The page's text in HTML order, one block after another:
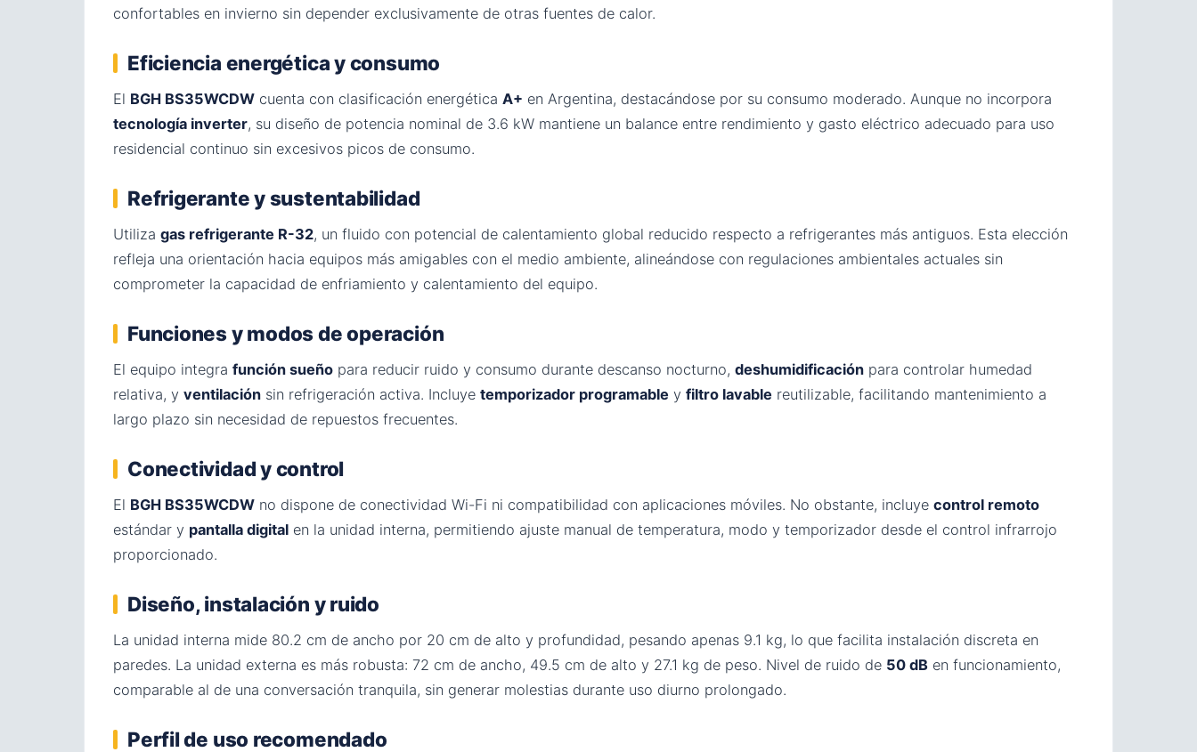
confortables en invierno sin depender exclusivamente de otras fuentes de calor.
Eficiencia energética y consumo
El BGH BS35WCDW cuenta con clasificación energética A+ en Argentina, destacándose por su consumo moderado. Aunque no incorpora
tecnología inverter, su diseño de potencia nominal de 3.6 kW mantiene un balance entre rendimiento y gasto eléctrico adecuado para uso
residencial continuo sin excesivos picos de consumo.
Refrigerante y sustentabilidad
Utiliza gas refrigerante R-32, un fluido con potencial de calentamiento global reducido respecto a refrigerantes más antiguos. Esta elección
refleja una orientación hacia equipos más amigables con el medio ambiente, alineándose con regulaciones ambientales actuales sin
comprometer la capacidad de enfriamiento y calentamiento del equipo.
Funciones y modos de operación
El equipo integra función sueño para reducir ruido y consumo durante descanso nocturno, deshumidificación para controlar humedad
relativa, y ventilación sin refrigeración activa. Incluye temporizador programable y filtro lavable reutilizable, facilitando mantenimiento a
largo plazo sin necesidad de repuestos frecuentes.
Conectividad y control
El BGH BS35WCDW no dispone de conectividad Wi-Fi ni compatibilidad con aplicaciones móviles. No obstante, incluye control remoto
estándar y pantalla digital en la unidad interna, permitiendo ajuste manual de temperatura, modo y temporizador desde el control infrarrojo
proporcionado.
Diseño, instalación y ruido
La unidad interna mide 80.2 cm de ancho por 20 cm de alto y profundidad, pesando apenas 9.1 kg, lo que facilita instalación discreta en
paredes. La unidad externa es más robusta: 72 cm de ancho, 49.5 cm de alto y 27.1 kg de peso. Nivel de ruido de 50 dB en funcionamiento,
comparable al de una conversación tranquila, sin generar molestias durante uso diurno prolongado.
Perfil de uso recomendado